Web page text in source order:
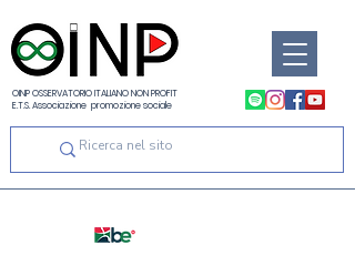
OINP OSSERVATORIO ITALIANO NON PROFIT
E.T.S. Associazione promozione sociale